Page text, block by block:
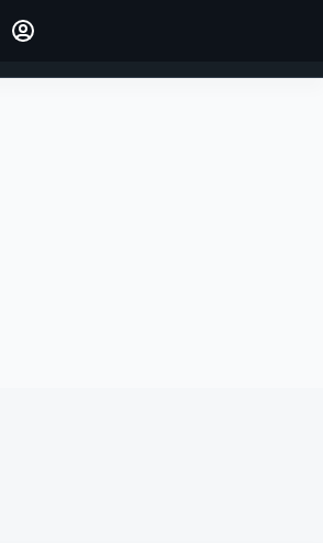
INICIAR SESIÓN